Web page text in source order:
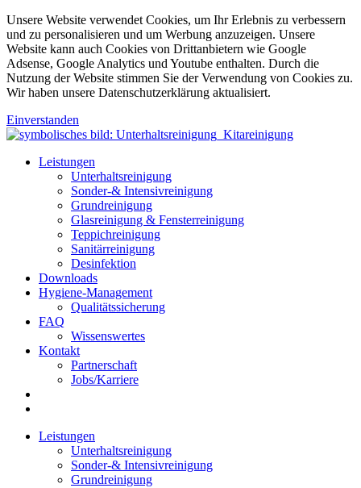
Unsere Website verwendet Cookies, um Ihr Erlebnis zu verbessern
und zu personalisieren und um Werbung anzuzeigen. Unsere
Website kann auch Cookies von Drittanbietern wie Google
Adsense, Google Analytics und Youtube enthalten. Durch die
Nutzung der Website stimmen Sie der Verwendung von Cookies zu.
Wir haben unsere Datenschutzerklärung aktualisiert.
Einverstanden
Leistungen
Unterhaltsreinigung
Sonder-& Intensivreinigung
Grundreinigung
Glasreinigung & Fensterreinigung
Teppichreinigung
Sanitärreinigung
Desinfektion
Downloads
Hygiene-Management
Qualitätssicherung
FAQ
Wissenswertes
Kontakt
Partnerschaft
Jobs/Karriere
Leistungen
Unterhaltsreinigung
Sonder-& Intensivreinigung
Grundreinigung